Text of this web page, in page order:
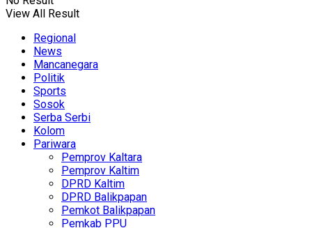
View All Result
Regional
News
Mancanegara
Politik
Sports
Sosok
Serba Serbi
Kolom
Pariwara
Pemprov Kaltara
Pemprov Kaltim
DPRD Kaltim
DPRD Balikpapan
Pemkot Balikpapan
Pemkab PPU